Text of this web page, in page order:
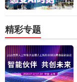
精彩专题